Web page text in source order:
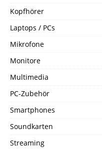
Kopfhörer
Laptops / PCs
Mikrofone
Monitore
Multimedia
PC-Zubehör
Smartphones
Soundkarten
Streaming